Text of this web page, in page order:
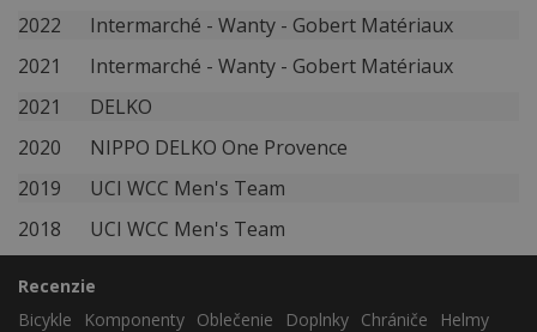
2022
Intermarché - Wanty - Gobert Matériaux
2021
Intermarché - Wanty - Gobert Matériaux
2021
DELKO
2020
NIPPO DELKO One Provence
2019
UCI WCC Men's Team
2018
UCI WCC Men's Team
Recenzie
Bicykle
Komponenty Oblečenie Doplnky Chrániče
Helmy